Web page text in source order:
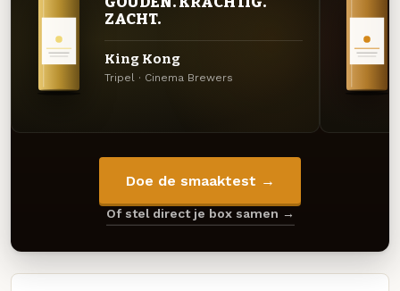
ZACHT.
King Kong
Tripel · Cinema Brewers
Doe de smaaktest →
Of stel direct je box samen →